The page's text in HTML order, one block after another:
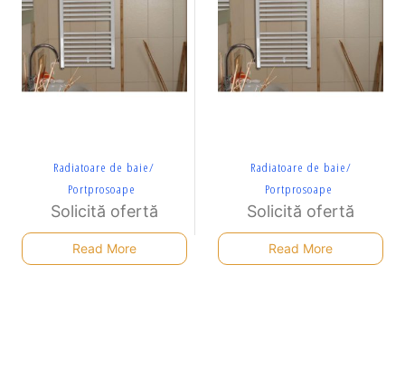
Radiatoare de baie/
Portprosoape
Solicită ofertă
Read More
Radiatoare de baie/
Portprosoape
Solicită ofertă
Read More